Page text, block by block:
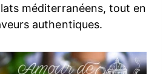
méditerranéens, tout en
authentiques.